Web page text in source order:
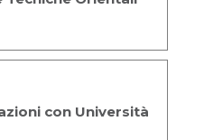
con Università